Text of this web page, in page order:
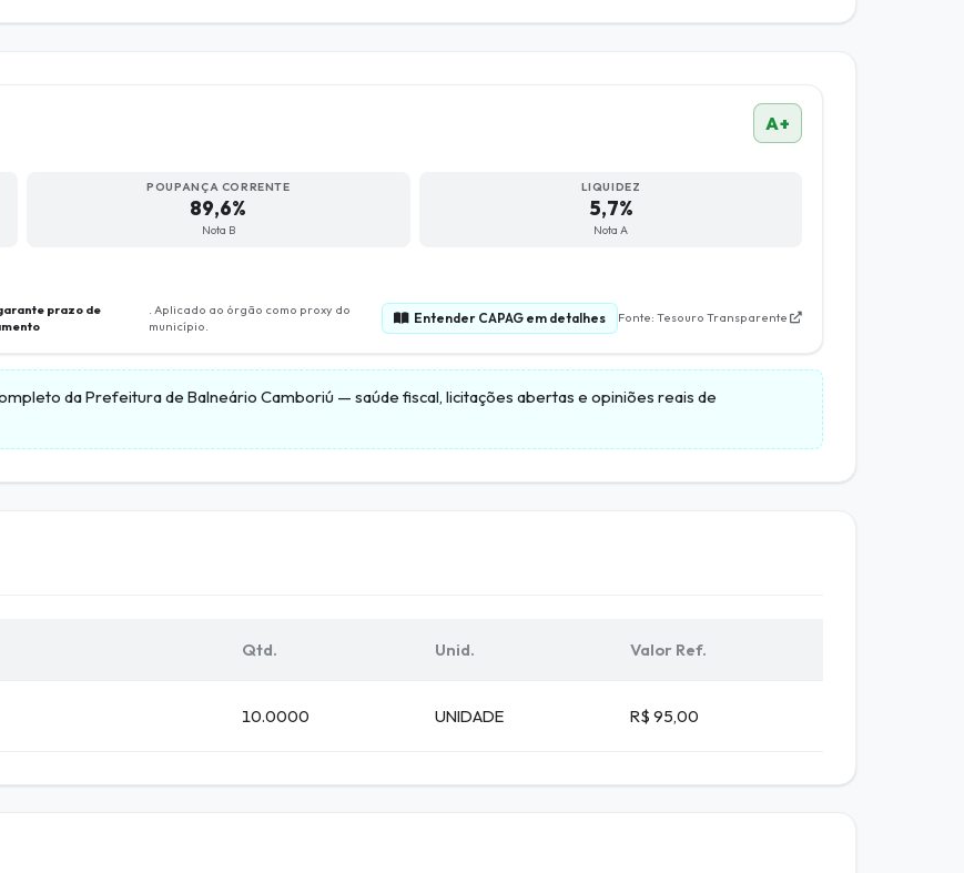
A+
POUPANÇA CORRENTE
89,6%
Nota B
LIQUIDEZ
5,7%
Nota A
prazo de
. Aplicado ao órgão como proxy do
município.
Entender CAPAG em detalhes Fonte: Tesouro Transparente
daPrefeitura de Balneário Camboriú — saúde fiscal, licitações abertas e opiniões reais de
Qtd. Unid. Valor Ref.
10.0000 UNIDADE R$ 95,00